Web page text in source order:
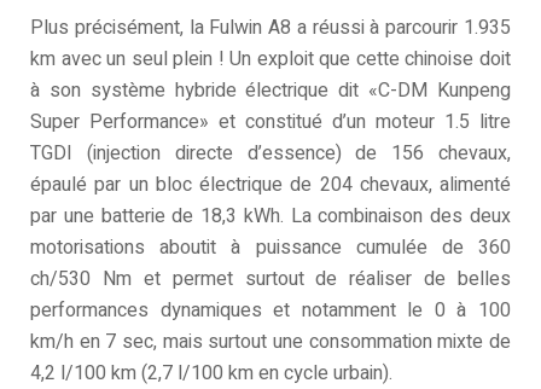
Plus précisément, la Fulwin A8 a réussi à parcourir 1.935
km avec un seul plein ! Un exploit que cette chinoise doit
à son système hybride électrique dit «C-DM Kunpeng
Super Performance» et constitué d’un moteur 1.5 litre
TGDI (injection directe d’essence) de 156 chevaux,
épaulé par un bloc électrique de 204 chevaux, alimenté
par une batterie de 18,3 kWh. La combinaison des deux
motorisations aboutit à puissance cumulée de 360
ch/530 Nm et permet surtout de réaliser de belles
performances dynamiques et notamment le 0 à 100
km/h en 7 sec, mais surtout une consommation mixte de
4,2 l/100 km (2,7 l/100 km en cycle urbain).